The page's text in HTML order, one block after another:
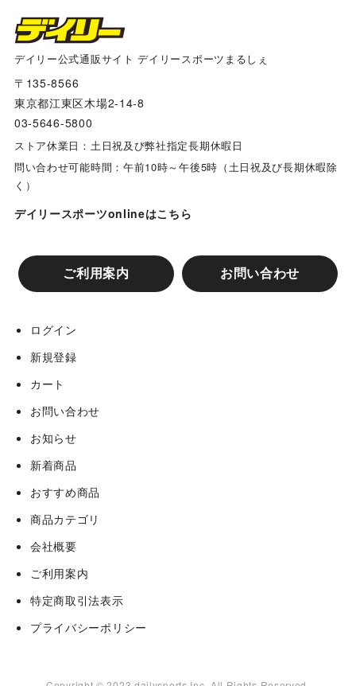
デイリー公式通販サイト デイリースポーツまるしぇ
〒135-8566
東京都江東区木場2-14-8
03-5646-5800
ストア休業日：土日祝及び弊社指定長期休暇日
問い合わせ可能時間：午前10時～午後5時（土日祝及び長期休暇除
く）
デイリースポーツonlineはこちら
ご利用案内 お問い合わせ
ログイン
新規登録
カート
お問い合わせ
お知らせ
新着商品
おすすめ商品
商品カテゴリ
会社概要
ご利用案内
特定商取引法表示
プライバシーポリシー